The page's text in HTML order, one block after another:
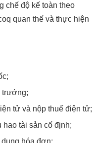
chế độ kế toàn theo
quan thế và thực hiện
trưởng;
tử và nộp thuế điện tử;
tài sản cố định;
hóa đơn;